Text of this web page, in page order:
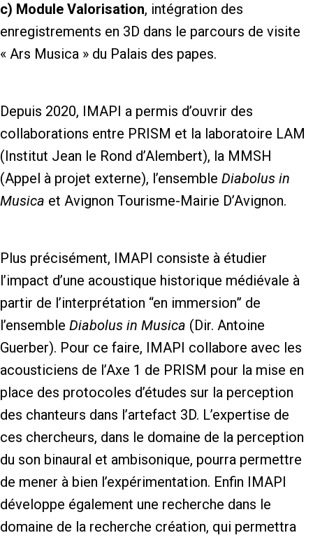
c) Module Valorisation, intégration des
enregistrements en 3D dans le parcours de visite
« Ars Musica » du Palais des papes.
Depuis 2020, IMAPI a permis d’ouvrir des
collaborations entre PRISM et la laboratoire LAM
(Institut Jean le Rond d’Alembert), la MMSH
(Appel à projet externe), l’ensemble Diabolus in
Musica et Avignon Tourisme-Mairie D’Avignon.
Plus précisément, IMAPI consiste à étudier
l’impact d’une acoustique historique médiévale à
partir de l’interprétation “en immersion” de
l’ensemble Diabolus in Musica (Dir. Antoine
Guerber). Pour ce faire, IMAPI collabore avec les
acousticiens de l’Axe 1 de PRISM pour la mise en
place des protocoles d’études sur la perception
des chanteurs dans l’artefact 3D. L’expertise de
ces chercheurs, dans le domaine de la perception
du son binaural et ambisonique, pourra permettre
de mener à bien l’expérimentation. Enfin IMAPI
développe également une recherche dans le
domaine de la recherche création, qui permettra